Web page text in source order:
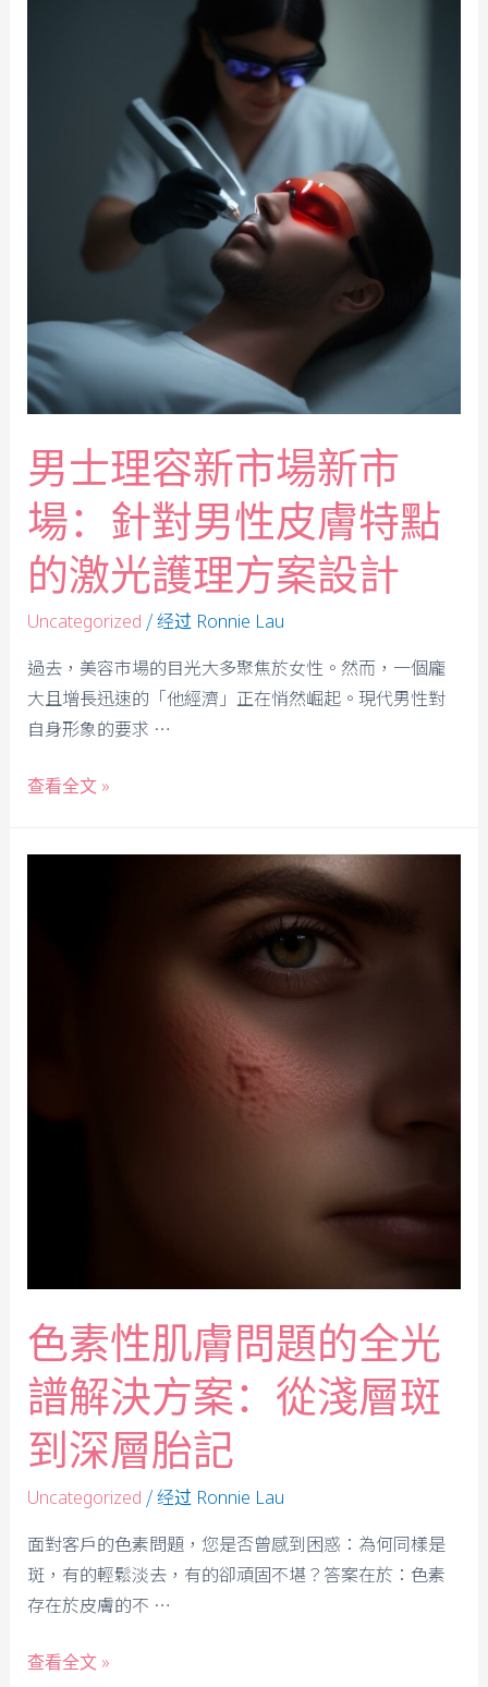
男士理容新市場新市
場：針對男性皮膚特點
的激光護理方案設計
Uncategorized / 经过 Ronnie Lau
過去，美容市場的目光大多聚焦於女性。然而，一個龐
大且增長迅速的「他經濟」正在悄然崛起。現代男性對
自身形象的要求 …
查看全文 »
色素性肌膚問題的全光
譜解決方案：從淺層斑
到深層胎記
Uncategorized / 经过 Ronnie Lau
面對客戶的色素問題，您是否曾感到困惑：為何同樣是
斑，有的輕鬆淡去，有的卻頑固不堪？答案在於：色素
存在於皮膚的不 …
查看全文 »